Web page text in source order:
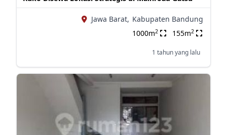
Jawa Barat, Kabupaten Bandung
1000m2 155m2
1 tahun yang lalu